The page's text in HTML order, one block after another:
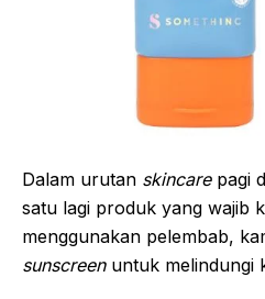
Dalam urutan skincare pagi
satu lagi produk yang wajib
menggunakan pelembab,
sunscreen untuk melindungi